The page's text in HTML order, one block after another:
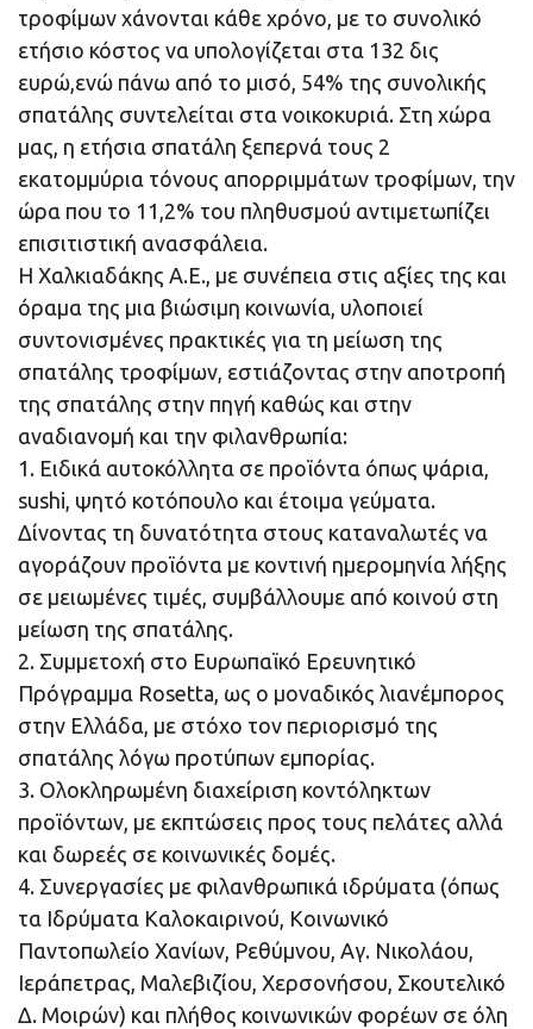
τροφίμων χάνονται κάθε χρόνο, με το συνολικό
ετήσιο κόστος να υπολογίζεται στα 132 δις
ευρώ,ενώ πάνω από το μισό, 54% της συνολικής
σπατάλης συντελείται στα νοικοκυριά. Στη χώρα
μας, η ετήσια σπατάλη ξεπερνά τους 2
εκατομμύρια τόνους απορριμμάτων τροφίμων, την
ώρα που το 11,2% του πληθυσμού αντιμετωπίζει
επισιτιστική ανασφάλεια.
Η Χαλκιαδάκης Α.Ε., με συνέπεια στις αξίες της και
όραμα της μια βιώσιμη κοινωνία, υλοποιεί
συντονισμένες πρακτικές για τη μείωση της
σπατάλης τροφίμων, εστιάζοντας στην αποτροπή
της σπατάλης στην πηγή καθώς και στην
αναδιανομή και την φιλανθρωπία:
1. Ειδικά αυτοκόλλητα σε προϊόντα όπως ψάρια,
sushi, ψητό κοτόπουλο και έτοιμα γεύματα.
Δίνοντας τη δυνατότητα στους καταναλωτές να
αγοράζουν προϊόντα με κοντινή ημερομηνία λήξης
σε μειωμένες τιμές, συμβάλλουμε από κοινού στη
μείωση της σπατάλης.
2. Συμμετοχή στο Ευρωπαϊκό Ερευνητικό
Πρόγραμμα Rosetta, ως ο μοναδικός λιανέμπορος
στην Ελλάδα, με στόχο τον περιορισμό της
σπατάλης λόγω προτύπων εμπορίας.
3. Ολοκληρωμένη διαχείριση κοντόληκτων
προϊόντων, με εκπτώσεις προς τους πελάτες αλλά
και δωρεές σε κοινωνικές δομές.
4. Συνεργασίες με φιλανθρωπικά ιδρύματα (όπως
τα Ιδρύματα Καλοκαιρινού, Κοινωνικό
Παντοπωλείο Χανίων, Ρεθύμνου, Αγ. Νικολάου,
Ιεράπετρας, Μαλεβιζίου, Χερσονήσου, Σκουτελικό
Δ. Μοιρών) και πλήθος κοινωνικών φορέων σε όλη